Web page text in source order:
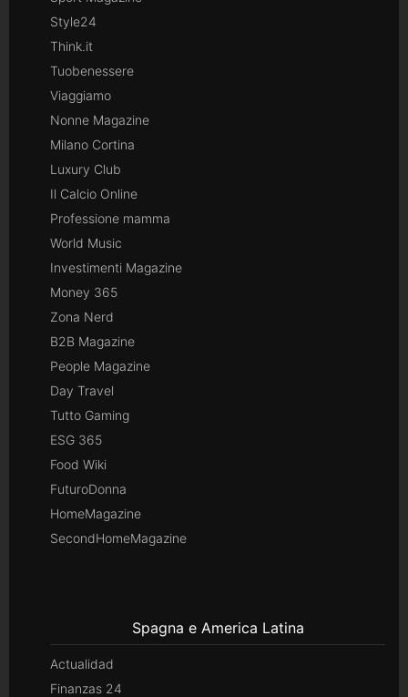
Style24
Think.it
Tuobenessere
Viaggiamo
Nonne Magazine
Milano Cortina
Luxury Club
Il Calcio Online
Professione mamma
World Music
Investimenti Magazine
Money 365
Zona Nerd
B2B Magazine
People Magazine
Day Travel
Tutto Gaming
ESG 365
Food Wiki
FuturoDonna
HomeMagazine
SecondHomeMagazine
Spagna e America Latina
Actualidad
Finanzas 24